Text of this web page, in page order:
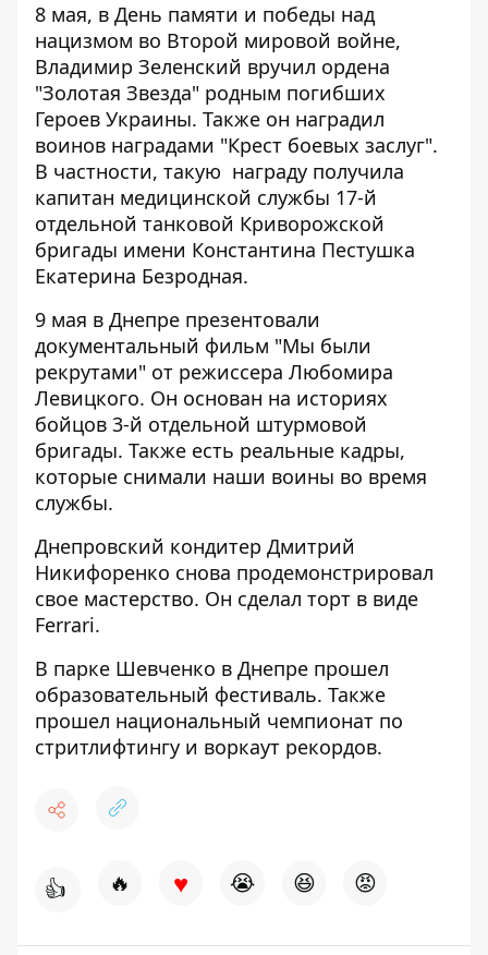
8 мая, в День памяти и победы над
нацизмом во Второй мировой войне,
Владимир Зеленский вручил ордена
"Золотая Звезда" родным погибших
Героев Украины. Также он наградил
воинов наградами "Крест боевых заслуг".
В частности, такую ​​ награду получила
капитан медицинской службы 17-й
отдельной танковой Криворожской
бригады имени Константина Пестушка
Екатерина Безродная.
9 мая в Днепре презентовали
документальный фильм "Мы были
рекрутами" от режиссера Любомира
Левицкого. Он основан на историях
бойцов 3-й отдельной штурмовой
бригады. Также есть реальные кадры,
которые снимали наши воины во время
службы.
Днепровский кондитер Дмитрий
Никифоренко снова продемонстрировал
свое мастерство. Он сделал торт в виде
Ferrari.
В парке Шевченко в Днепре прошел
образовательный фестиваль. Также
прошел национальный чемпионат по
стритлифтингу и воркаут рекордов.
👍 🔥 ♥ 😭 😆 😡